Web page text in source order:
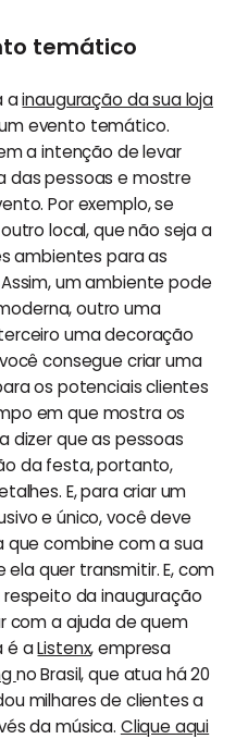
temático
ainauguração da sua loja
evento temático.
a intenção de levar
das pessoas e mostre
Por exemplo, se
local, que não seja a
ambientes para as
um ambiente pode
outro uma
uma decoração
consegue criar uma
os potenciais clientes
em que mostra os
dizer que as pessoas
da festa, portanto,
E, para criar um
e único, você deve
que combine com a sua
quer transmitir. E, com
da inauguração
com a ajuda de quem
é aListenx, empresa
no Brasil, que atua há 20
milhares de clientes a
da música. Clique aqui